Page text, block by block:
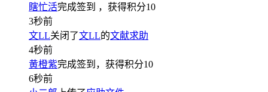
瞎忙活完成签到 ，获得积分10
3秒前
文LL关闭了文LL的文献求助
4秒前
黄橙紫完成签到，获得积分10
6秒前